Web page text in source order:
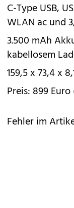
C-Type USB,
WLAN ac und
3.500 mAh
kabellosem
159,5 x 73,4 x
Preis: 899 Euro
Fehler im